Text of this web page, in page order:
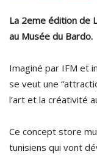
La 2eme édition de
au Musée du Bardo.
Imaginé par IFM et
se veut une
l’art et la créativité
Ce concept store
tunisiens qui vont